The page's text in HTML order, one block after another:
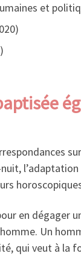
et
en dégager
Un
qui veut à la